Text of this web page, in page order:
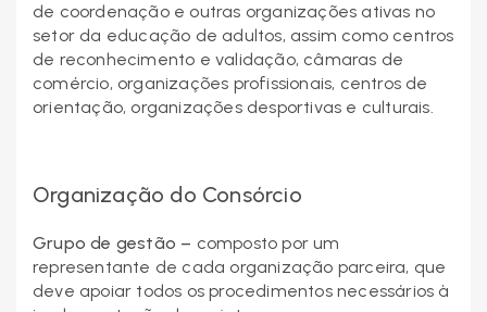
de coordenação e outras organizações ativas no
setor da educação de adultos, assim como centros
de reconhecimento e validação, câmaras de
comércio, organizações profissionais, centros de
orientação, organizações desportivas e culturais.
Organização do Consórcio
Grupo de gestão – composto por um
representante de cada organização parceira, que
deve apoiar todos os procedimentos necessários à